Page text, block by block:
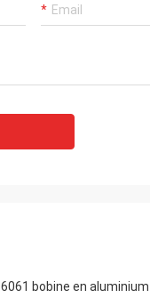
bobine en aluminium